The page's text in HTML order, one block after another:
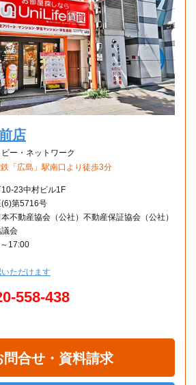
店
ー・ネットワーク
「広島」駅南口より徒歩3分
23中村ビル1F
第5716号
不動産協会（公社）不動産保証協会（公社）
会
17:00
ただけます
558-438
問合せ・資料請求